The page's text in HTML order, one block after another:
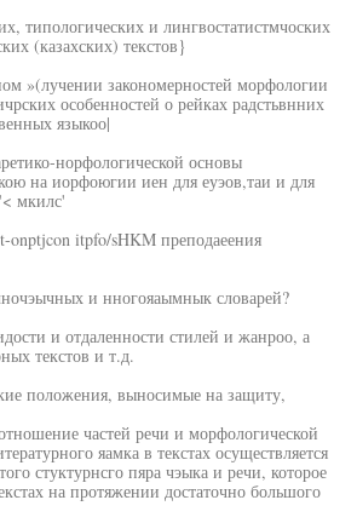
типологических и лингвостатистмчоских
(казахских) текстов}
»(лучении закономерностей морфологии
особенностей о рейках радстьвнних
языкоо|
норфологической основы
на иорфоюгии иен для еуэов,таи и для
мкилс'
itpfo/sHKM преподаеения
и нногояаымнык словарей?
и отдаленности стилей и жанроо, а
текстов и т.д.
положения, выносимые на защиту,
частей речи и морфологической
яамка в текстах осуществляется
стуктурнсго пяра чэыка и речи, которое
на протяжении достаточно большого